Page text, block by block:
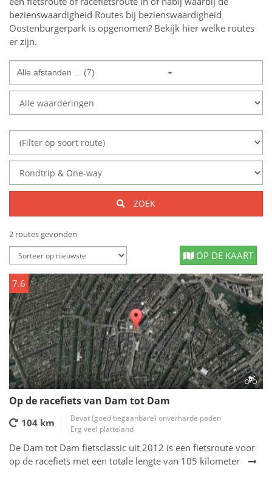
bezienswaardigheid Routes bij bezienswaardigheid
Oostenburgerpark is opgenomen? Bekijk hier welke routes
er zijn.
Alle afstanden ... (7)
ZOEK
2 routes gevonden
OP DE KAART
7.6
Op de racefiets van Dam tot Dam
104 km
Bevat (goed begaanbare) onverharde paden
Erg veel platteland
De Dam tot Dam fietsclassic uit 2012 is een fietsroute voor
op de racefiets met een totale lengte van 105 kilometer